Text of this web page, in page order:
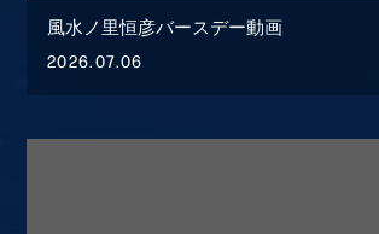
風水ノ里恒彦バースデー動画
2026.07.06